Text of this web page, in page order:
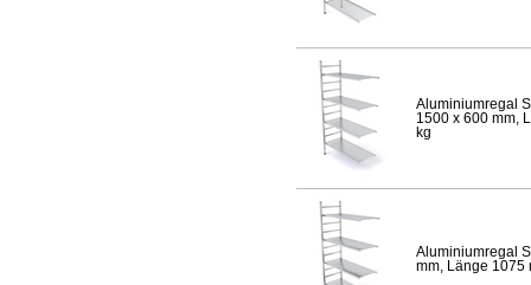
Aluminiumregal
1500 x 600 mm,
kg
Aluminiumregal
mm, Länge 1075